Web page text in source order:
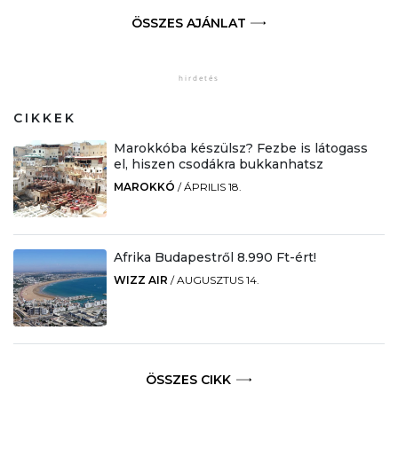
ÖSSZES AJÁNLAT
CIKKEK
Marokkóba készülsz? Fezbe is látogass
el, hiszen csodákra bukkanhatsz
MAROKKÓ /ÁPRILIS 18.
Afrika Budapestről 8.990 Ft-ért!
WIZZ AIR /AUGUSZTUS 14.
ÖSSZES CIKK